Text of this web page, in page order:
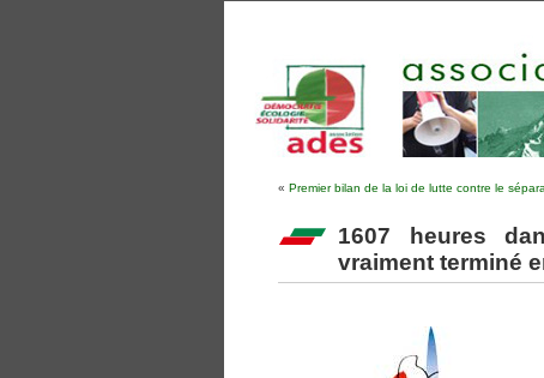
« Premier bilan de la loi de lutte contre le
1607 heures
vraiment terminé